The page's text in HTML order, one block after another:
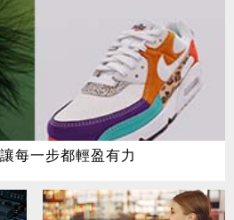
每一步都輕盈有力